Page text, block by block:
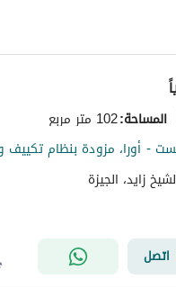
المساحة:102 متر مربع
زايد، الجيزة
اتصل